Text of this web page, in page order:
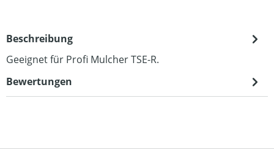
Beschreibung
Geeignet für Profi Mulcher TSE-R.
Bewertungen